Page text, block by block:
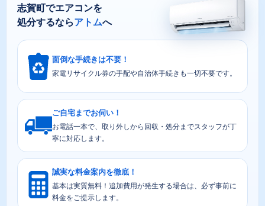
志賀町でエアコンを
処分するならアトムへ
面倒な手続きは不要！
家電リサイクル券の手配や自治体手続きも一切不要です。
ご自宅までお伺い！
お電話一本で、取り外しから回収・処分までスタッフが丁
寧に対応します。
誠実な料金案内を徹底！
基本は実質無料！追加費用が発生する場合は、必ず事前に
料金をご提示します。